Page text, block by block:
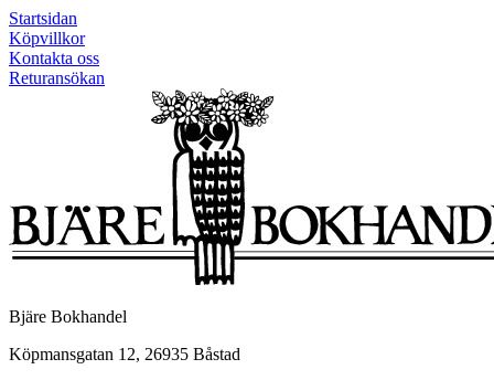
Startsidan
Köpvillkor
Kontakta oss
Returansökan
Bjäre Bokhandel
Köpmansgatan 12, 26935 Båstad